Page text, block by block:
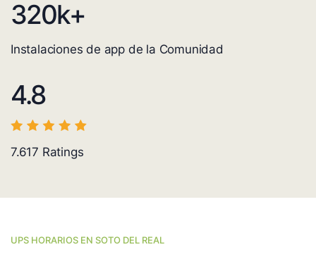
320k+
Instalaciones de app de la Comunidad
4.8
7.617 Ratings
UPS HORARIOS EN SOTO DEL REAL